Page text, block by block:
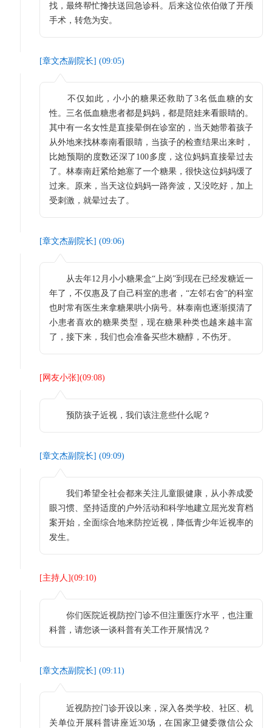
找，最终帮忙搀扶送回急诊科。后来这位依伯做了开颅
手术，转危为安。
[章文杰副院长] (09:05)
不仅如此，小小的糖果还救助了3名低血糖的女
性。三名低血糖患者都是妈妈，都是陪娃来看眼睛的。
其中有一名女性是直接晕倒在诊室的，当天她带着孩子
从外地来找林泰南看眼睛，当孩子的检查结果出来时，
比她预期的度数还深了100多度，这位妈妈直接晕过去
了。林泰南赶紧给她塞了一个糖果，很快这位妈妈缓了
过来。原来，当天这位妈妈一路奔波，又没吃好，加上
受刺激，就晕过去了。
[章文杰副院长] (09:06)
从去年12月小小糖果盒“上岗”到现在已经发糖近一
年了，不仅惠及了自己科室的患者，“左邻右舍”的科室
也时常有医生来拿糖果哄小病号。林泰南也逐渐摸清了
小患者喜欢的糖果类型，现在糖果种类也越来越丰富
了，接下来，我们也会准备买些木糖醇，不伤牙。
[网友小张](09:08)
预防孩子近视，我们该注意些什么呢？
[章文杰副院长] (09:09)
我们希望全社会都来关注儿童眼健康，从小养成爱
眼习惯、坚持适度的户外活动和科学地建立屈光发育档
案开始，全面综合地来防控近视，降低青少年近视率的
发生。
[主持人 ](09:10)
你们医院近视防控门诊不但注重医疗水平，也注重
科普，请您谈一谈科普有关工作开展情况？
[章文杰副院长] (09:11)
近视防控门诊开设以来，深入各类学校、社区、机
关单位开展科普讲座近30场，在国家卫健委微信公众